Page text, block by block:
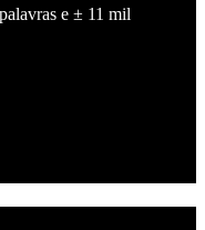
e ± 11 mil